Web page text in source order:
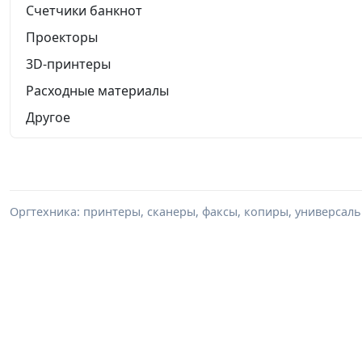
Счетчики банкнот
Проекторы
3D-принтеры
Расходные материалы
Другое
Оргтехника: принтеры, сканеры, факсы, копиры,